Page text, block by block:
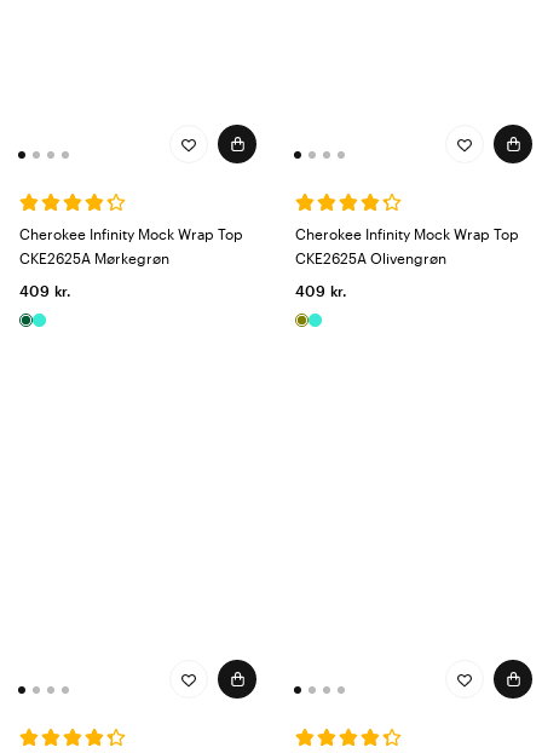
Cherokee Infinity Mock Wrap Top
CKE2625A Mørkegrøn
409 kr.
Cherokee Infinity Mock Wrap Top
CKE2625A Olivengrøn
409 kr.